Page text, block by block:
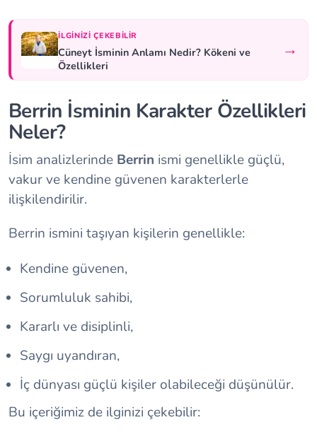
İLGINIZI ÇEKEBILIR
Cüneyt İsminin Anlamı Nedir? Kökeni ve
Özellikleri
→
Berrin İsminin Karakter Özellikleri
Neler?
İsim analizlerinde Berrin ismi genellikle güçlü,
vakur ve kendine güvenen karakterlerle
ilişkilendirilir.
Berrin ismini taşıyan kişilerin genellikle:
Kendine güvenen,
Sorumluluk sahibi,
Kararlı ve disiplinli,
Saygı uyandıran,
İç dünyası güçlü kişiler olabileceği düşünülür.
Bu içeriğimiz de ilginizi çekebilir: